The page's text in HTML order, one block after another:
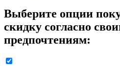
Выберите опции
скидку согласно
предпочтениям: